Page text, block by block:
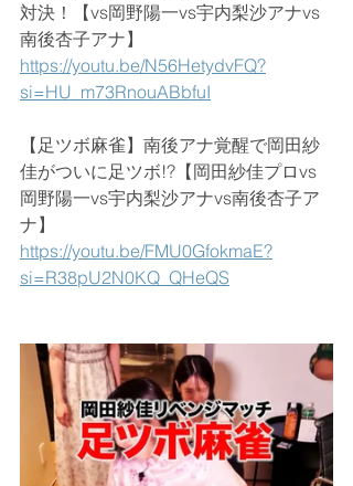
対決！【vs岡野陽一vs宇内梨沙アナvs
南後杏子アナ】
https://youtu.be/N56HetydvFQ?
si=HU_m73RnouABbfuI
【足ツボ麻雀】南後アナ覚醒で岡田紗
佳がついに足ツボ!?【岡田紗佳プロvs
岡野陽一vs宇内梨沙アナvs南後杏子ア
ナ】
https://youtu.be/FMU0GfokmaE?
si=R38pU2N0KQ_QHeQS